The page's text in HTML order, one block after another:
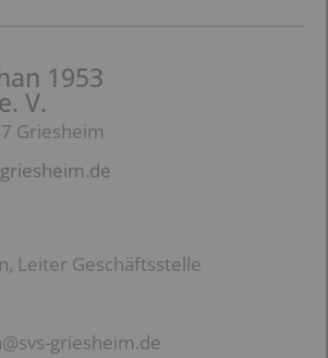
1953
V.
Griesheim
Leiter Geschäftsstelle
griesheim.de